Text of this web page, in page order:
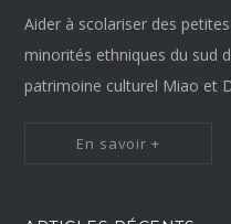
Aider à scolariser des
minorités ethniques du sud
patrimoine culturel Miao et
En savoir +